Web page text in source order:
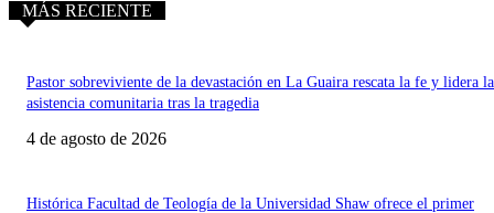
MÁS RECIENTE
Pastor sobreviviente de la devastación en La Guaira rescata la fe y lidera la
asistencia comunitaria tras la tragedia
4 de agosto de 2026
Histórica Facultad de Teología de la Universidad Shaw ofrece el primer